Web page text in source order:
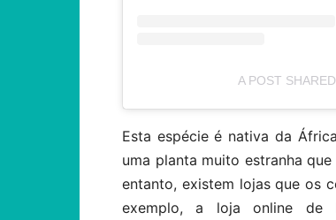
A POST
Esta espécie é nativa da
uma planta muito estranha
entanto, existem lojas que os
exemplo, a loja online de